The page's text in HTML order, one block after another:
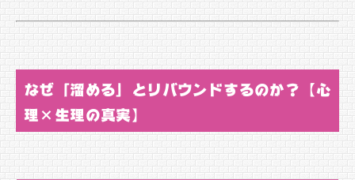
なぜ「溜める」とリバウンドするのか？【心
理×生理の真実】